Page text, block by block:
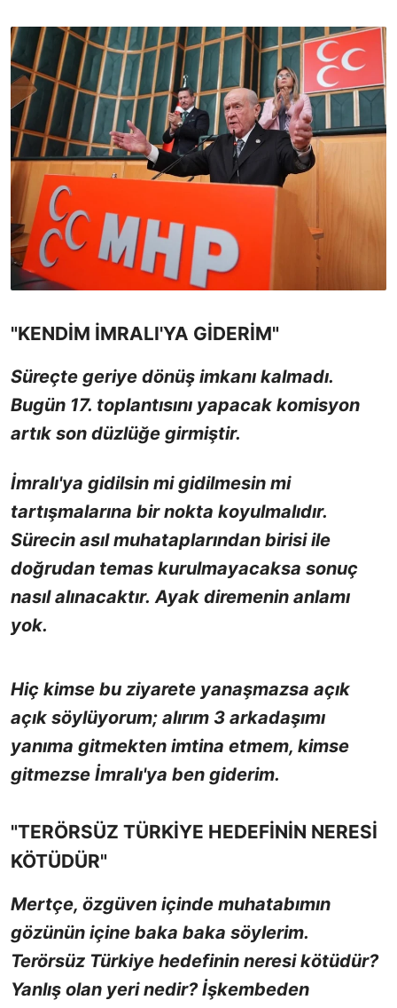
"KENDİM İMRALI'YA GİDERİM"
Süreçte geriye dönüş imkanı kalmadı.
Bugün 17. toplantısını yapacak komisyon
artık son düzlüğe girmiştir.
İmralı'ya gidilsin mi gidilmesin mi
tartışmalarına bir nokta koyulmalıdır.
Sürecin asıl muhataplarından birisi ile
doğrudan temas kurulmayacaksa sonuç
nasıl alınacaktır. Ayak diremenin anlamı
yok.
Hiç kimse bu ziyarete yanaşmazsa açık
açık söylüyorum; alırım 3 arkadaşımı
yanıma gitmekten imtina etmem, kimse
gitmezse İmralı'ya ben giderim.
"TERÖRSÜZ TÜRKİYE HEDEFİNİN NERESİ
KÖTÜDÜR"
Mertçe, özgüven içinde muhatabımın
gözünün içine baka baka söylerim.
Terörsüz Türkiye hedefinin neresi kötüdür?
Yanlış olan yeri nedir? İşkembeden